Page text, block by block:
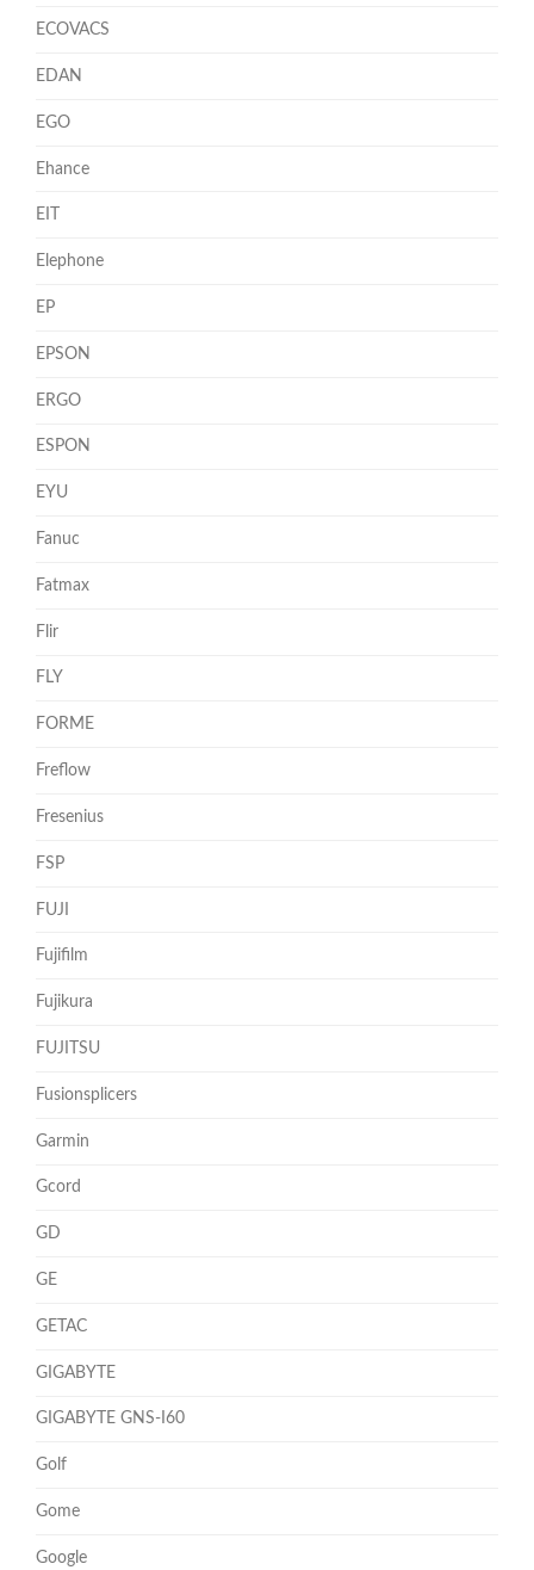
ECOVACS
EDAN
EGO
Ehance
EIT
Elephone
EP
EPSON
ERGO
ESPON
EYU
Fanuc
Fatmax
Flir
FLY
FORME
Freflow
Fresenius
FSP
FUJI
Fujifilm
Fujikura
FUJITSU
Fusionsplicers
Garmin
Gcord
GD
GE
GETAC
GIGABYTE
GIGABYTE GNS-I60
Golf
Gome
Google